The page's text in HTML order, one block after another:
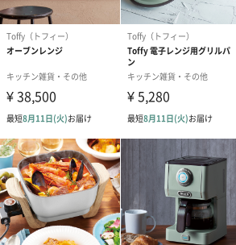
素材／繊維
プレート・蓋：アルミメッキ
蓋カバー：シリコーンゴム
サイズ
約230（W）×40（H）×125
内径：8cm×2コ
対応熱源
※使用不可：直火、ガスコン
電熱調理器、ハロゲン調理器
※電子レンジは、ターンテー
ーブルタイプのどちらもお使
※電子レンジに付属している
ト（丸皿）以外のプレートに
さい。
（オーブンレンジ用の黒皿な
だけません。）
耐熱温度
シリコーンゴム：250℃